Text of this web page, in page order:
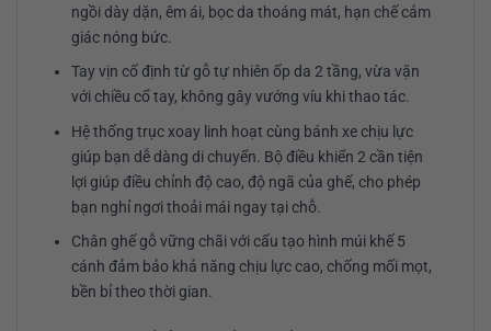
ngồi dày dặn, êm ái, bọc da thoáng mát, hạn chế cảm
giác nóng bức.
Tay vịn cố định từ gỗ tự nhiên ốp da 2 tầng, vừa vặn
với chiều cổ tay, không gây vướng víu khi thao tác.
Hệ thống trục xoay linh hoạt cùng bánh xe chịu lực
giúp bạn dễ dàng di chuyển. Bộ điều khiển 2 cần tiện
lợi giúp điều chỉnh độ cao, độ ngã của ghế, cho phép
bạn nghỉ ngơi thoải mái ngay tại chỗ.
Chân ghế gỗ vững chãi với cấu tạo hình múi khế 5
cánh đảm bảo khả năng chịu lực cao, chống mối mọt,
bền bỉ theo thời gian.